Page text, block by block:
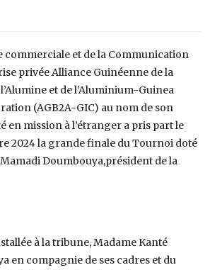
commerciale et de la Communication
privée Alliance Guinéenne de la
et de l’Aluminium-Guinea
(AGB2A-GIC) au nom de son
en mission à l’étranger a pris part le
2024 la grande finale du Tournoi doté
Doumbouya,président de la
à la tribune, Madame Kanté
en compagnie de ses cadres et du